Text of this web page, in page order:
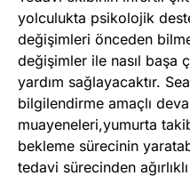
yolculukta psikolojik
değişimleri önceden
değişimler ile nasıl başa
yardım sağlayacaktır.
bilgilendirme amaçlı
muayeneleri,yumurta
bekleme sürecinin
tedavi sürecinden